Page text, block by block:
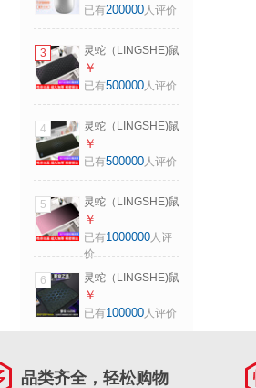
+2.4G双模款轻音鼠
轻音版
已有200000人评价
3
灵蛇（LINGSHE)鼠
标垫 900*400*3超
大号加厚办公游戏
垒紫礼盒装
￥
已有500000人评价
4
灵蛇（LINGSHE)鼠
标垫800*300*3超
大号加厚办公游戏
垒黑色 礼盒装
￥
已有500000人评价
5
灵蛇（LINGSHE)鼠
标垫800*300*3超
大高级感渐变鼠标
垫极简风莫兰迪电
粉黑渐变
￥
已有1000000人评
价
6
灵蛇（LINGSHE)鼠
标垫300*250*4mm
高密纤维细面 fps电
￥
已有100000人评价
品类齐全，轻松购物